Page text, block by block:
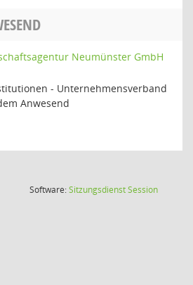
Neumünster GmbH
- Unternehmensverband
Anwesend
Software:SitzungsdienstSession(Wird in